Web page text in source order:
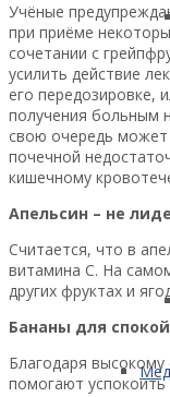
Учёные
при приёме
сочетании с
усилить действие
его передозировке,
получения больным
свою очередь может
почечной
кишечному
Апельсин – не
Считается, что в
витамина С. На
других фруктах и
Бананы для
Благодаря
помогают